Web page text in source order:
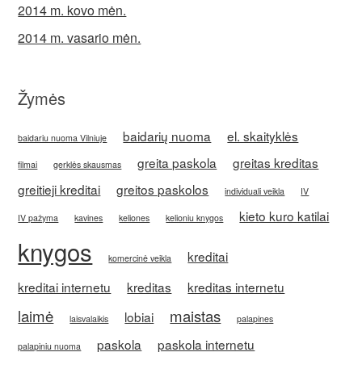
2014 m. kovo mėn.
2014 m. vasario mėn.
Žymės
baidariu nuoma Vilniuje baidarių nuoma el. skaityklės
filmai gerklės skausmas greita paskola
greitas kreditas
greitieji kreditai
greitos paskolos individuali veikla IV
IV pažyma kavines keliones kelioniu knygos kieto kuro katilai
knygos komercinė veikla
kreditai
kreditai internetu
kreditas kreditas internetu
laimė laisvalaikis lobiai maistas palapines
palapiniu nuoma paskola paskola internetu